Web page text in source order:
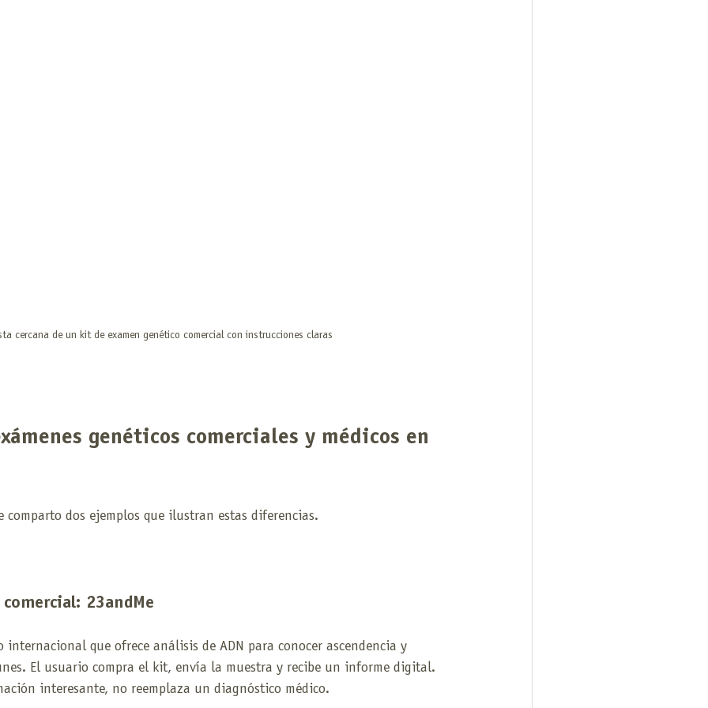
cercana de un kit de examen genético comercial con instrucciones claras
genéticos comerciales y médicos en
comparto dos ejemplos que ilustran estas diferencias.
23andMe
internacional que ofrece análisis de ADN para conocer ascendencia y
El usuario compra el kit, envía la muestra y recibe un informe digital.
interesante, no reemplaza un diagnóstico médico.